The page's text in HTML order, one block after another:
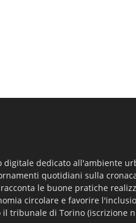
digitale dedicato all'ambiente
quotidiani sulla
le buone pratiche
circolare e favorire
tribunale di Torino (iscrizione